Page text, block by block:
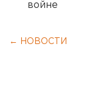
войне
← НОВОСТИ